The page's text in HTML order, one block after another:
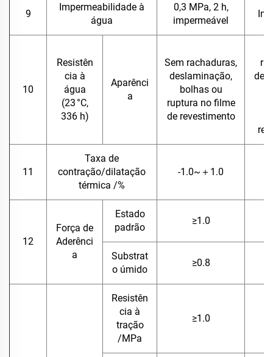
9
Impermeabilidade à
água
0,3 MPa, 2 h,
impermeável
10
Resistên
cia à
água
(23 °C,
336 h)
Aparênci
a
Sem rachaduras,
deslaminação,
bolhas ou
ruptura no filme
de revestimento
11
Taxa de
contração/dilatação
térmica /%
-1.0~＋1.0
12
Força de
Aderênci
a
Estado
padrão
≥1.0
Substrat
o úmido
≥0.8
Resistên
cia à
tração
/MPa
≥1.0